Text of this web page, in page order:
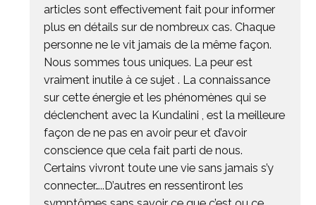
articles sont effectivement fait pour informer
plus en détails sur de nombreux cas. Chaque
personne ne le vit jamais de la même façon.
Nous sommes tous uniques. La peur est
vraiment inutile à ce sujet . La connaissance
sur cette énergie et les phénomènes qui se
déclenchent avec la Kundalini , est la meilleure
façon de ne pas en avoir peur et d’avoir
conscience que cela fait parti de nous.
Certains vivront toute une vie sans jamais s’y
connecter…..D’autres en ressentiront les